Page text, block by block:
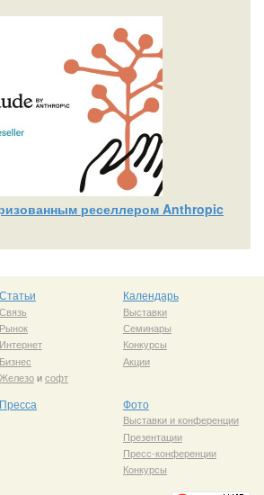
реселлером Anthropic
Статьи
Связь
Рынок
Интернет
Бизнес
Железоисофт
Календарь
Выставки
Семинары
Конкурсы
Акции
Пресса Фото
Выставки и конференции
Презентации
Пресс-конференции
Конкурсы